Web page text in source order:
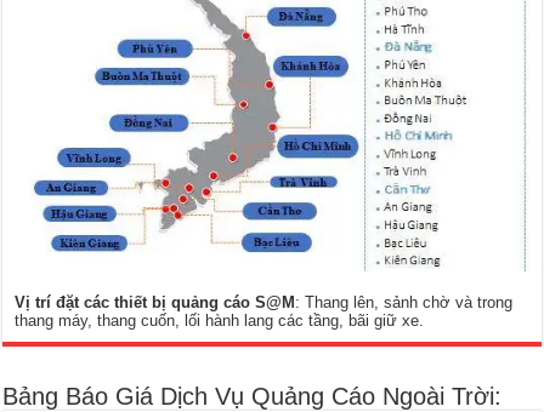
Vị trí đặt các thiết bị quảng cáo S@M : Thang lên, sảnh chờ và trong
thang máy, thang cuốn, lối hành lang các tầng, bãi giữ xe.
Bảng Báo Giá Dịch Vụ Quảng Cáo Ngoài Trời: